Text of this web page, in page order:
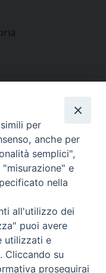
per
anche per
semplici",
e
nella
all'utilizzo dei
puoi avere
utilizzati e
Cliccando su
proseguirai